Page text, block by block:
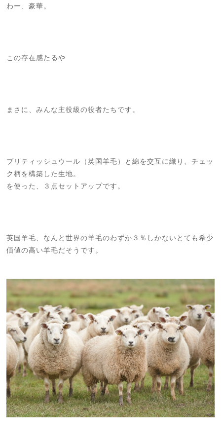
わー、豪華。
この存在感たるや
まさに、みんな主役級の役者たちです。
ブリティッシュウール（英国羊毛）と綿を交互に織り、チェッ
ク柄を構築した生地。
を使った、３点セットアップです。
英国羊毛、なんと世界の羊毛のわずか３％しかないとても希少
価値の高い羊毛だそうです。